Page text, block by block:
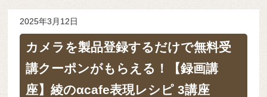
2025年3月12日
カメラを製品登録するだけで無料受
講クーポンがもらえる！【録画講
座】綾のαcafe表現レシピ 3講座